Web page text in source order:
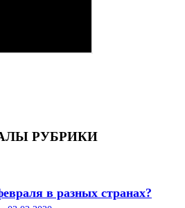
РУБРИКИ
в разных странах?